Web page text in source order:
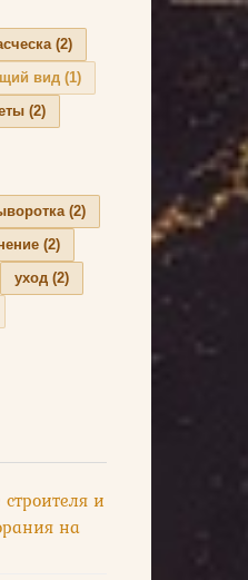
(2)
вид (1)
(2)
(2)
(2)
уход (2)
и
на